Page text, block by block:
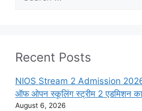
Recent Posts
NIOS Stream 2 Admission
ऑफ ओपन स्कूलिंग स्ट्रीम 2 एडमिशन का
August 6, 2026